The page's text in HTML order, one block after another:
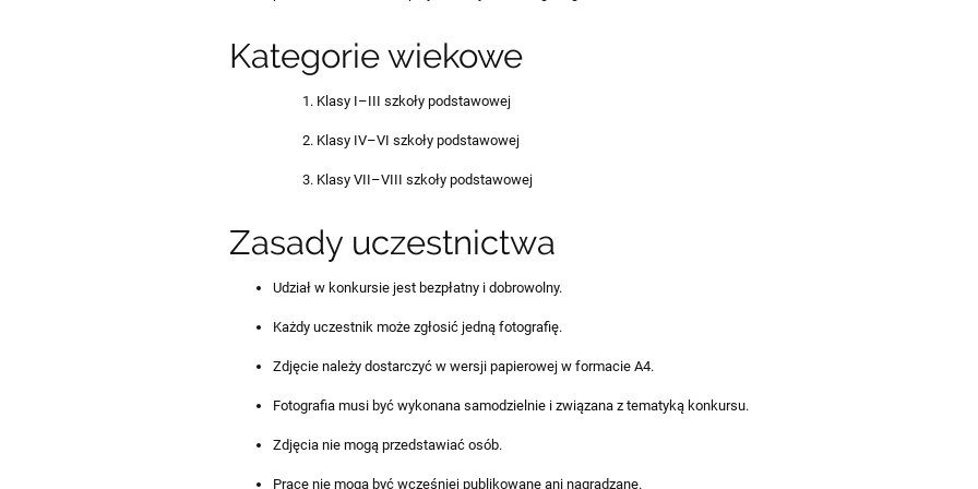
Kategorie wiekowe
Klasy I–III szkoły podstawowej
Klasy IV–VI szkoły podstawowej
Klasy VII–VIII szkoły podstawowej
Zasady uczestnictwa
Udział w konkursie jest bezpłatny i dobrowolny.
Każdy uczestnik może zgłosić jedną fotografię.
Zdjęcie należy dostarczyć w wersji papierowej w formacie A4.
Fotografia musi być wykonana samodzielnie i związana z tematyką konkursu.
Zdjęcia nie mogą przedstawiać osób.
Prace nie mogą być wcześniej publikowane ani nagradzane.